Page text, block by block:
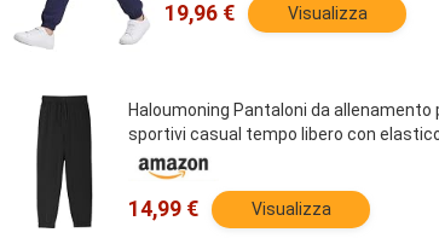
19,96 € Visualizza
Haloumoning Pantaloni da
sportivi casual tempo libero con
14,99 € Visualizza